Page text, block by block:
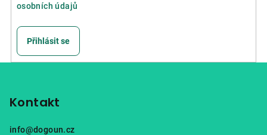
osobních údajů
Přihlásit se
Kontakt
info@dogoun.cz